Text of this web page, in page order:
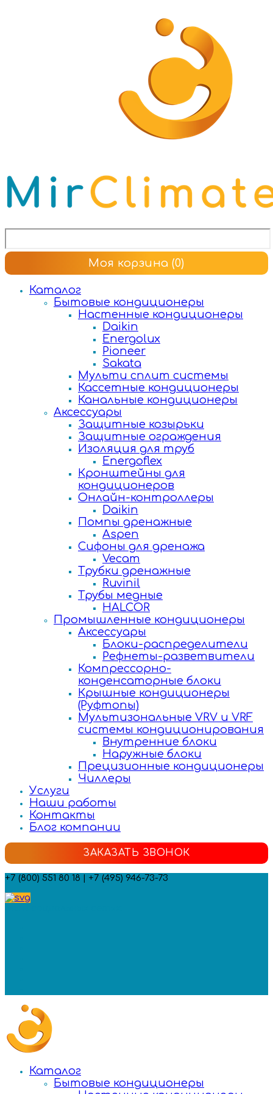
Моя корзина (0)
Каталог
Бытовые кондиционеры
Настенные кондиционеры
Daikin
Energolux
Pioneer
Sakata
Мульти сплит системы
Кассетные кондиционеры
Канальные кондиционеры
Аксессуары
Защитные козырьки
Защитные ограждения
Изоляция для труб
Energoflex
Кронштейны для
кондиционеров
Онлайн-контроллеры
Daikin
Помпы дренажные
Aspen
Сифоны для дренажа
Vecam
Трубки дренажные
Ruvinil
Трубы медные
HALCOR
Промышленные кондиционеры
Аксессуары
Блоки-распределители
Рефнеты-разветвители
Компрессорно-
конденсаторные блоки
Крышные кондиционеры
(Руфтопы)
Мультизональные VRV и VRF
системы кондиционирования
Внутренние блоки
Наружные блоки
Прецизионные кондиционеры
Чиллеры
Услуги
Наши работы
Контакты
Блог компании
ЗАКАЗАТЬ ЗВОНОК
+7 (800) 551 80 18 | +7 (495) 946-73-73
Каталог
Бытовые кондиционеры